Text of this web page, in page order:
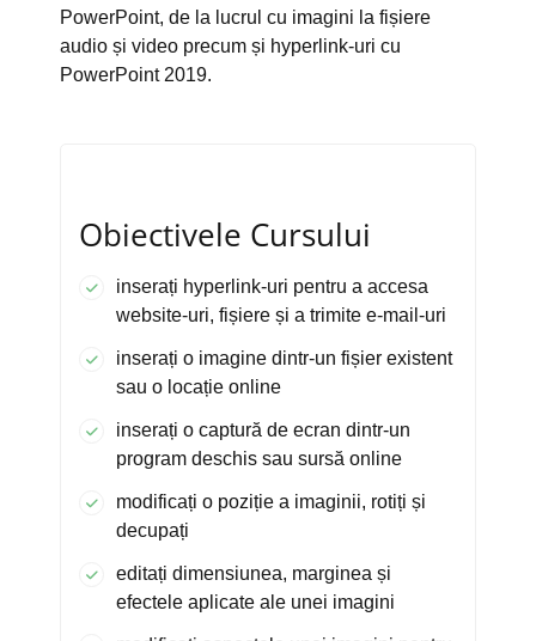
PowerPoint, de la lucrul cu imagini la fișiere
audio și video precum și hyperlink-uri cu
PowerPoint 2019.
Obiectivele Cursului
inserați hyperlink-uri pentru a accesa
website-uri, fișiere și a trimite e-mail-uri
inserați o imagine dintr-un fișier existent
sau o locație online
inserați o captură de ecran dintr-un
program deschis sau sursă online
modificați o poziție a imaginii, rotiți și
decupați
editați dimensiunea, marginea și
efectele aplicate ale unei imagini